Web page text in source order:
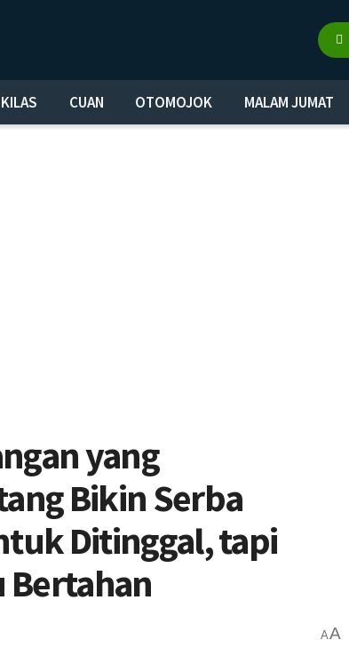
KILAS CUAN OTOMOJOK MALAM JUMAT
yang
Bikin Serba
Ditinggal, tapi
Bertahan
AA